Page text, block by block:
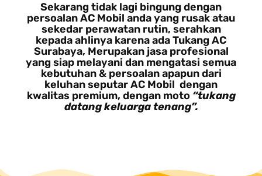
Sekarang tidak lagi bingung dengan
persoalan AC Mobil anda yang rusak atau
sekedar perawatan rutin, serahkan
kepada ahlinya karena ada Tukang AC
Surabaya, Merupakan jasa profesional
yang siap melayani dan mengatasi semua
kebutuhan & persoalan apapun dari
keluhan seputar AC Mobil dengan
kwalitas premium, dengan moto “tukang
datang keluarga tenang”.